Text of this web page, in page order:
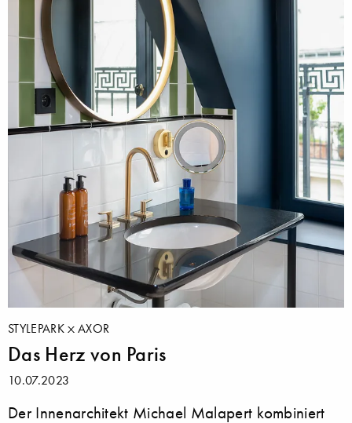
STYLEPARK AXOR
Das Herz von Paris
10.07.2023
Der Innenarchitekt Michael Malapert kombiniert